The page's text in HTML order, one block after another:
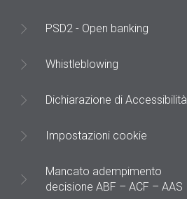
PSD2 - Open banking
Whistleblowing
Dichiarazione di Accessibilità
Impostazioni cookie
Mancato adempimento
decisione ABF – ACF – AAS